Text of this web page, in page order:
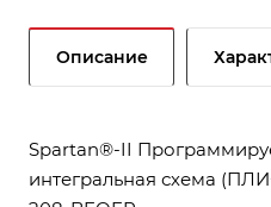
Описание
Spartan®-II
интегральная схема